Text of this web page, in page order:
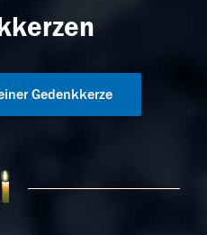
Gedenkkerze